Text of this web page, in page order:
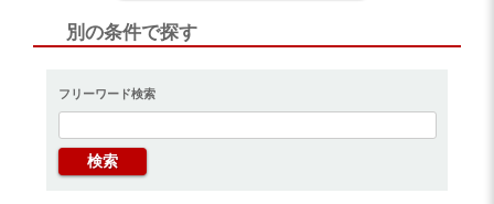
別の条件で探す
フリーワード検索